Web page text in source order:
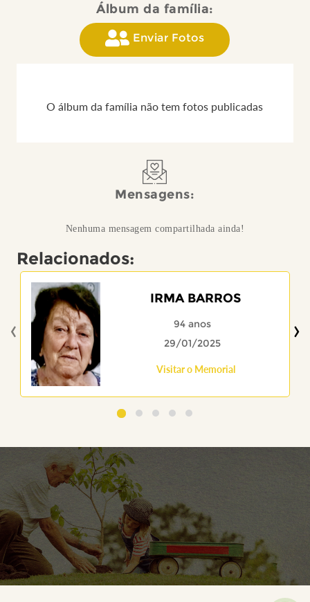
Álbum da família:
Enviar Fotos
O álbum da família não tem fotos publicadas
Mensagens:
Nenhuma mensagem compartilhada ainda!
Relacionados:
IRMA BARROS
94 anos
29/01/2025
Visitar o Memorial
‹ ›